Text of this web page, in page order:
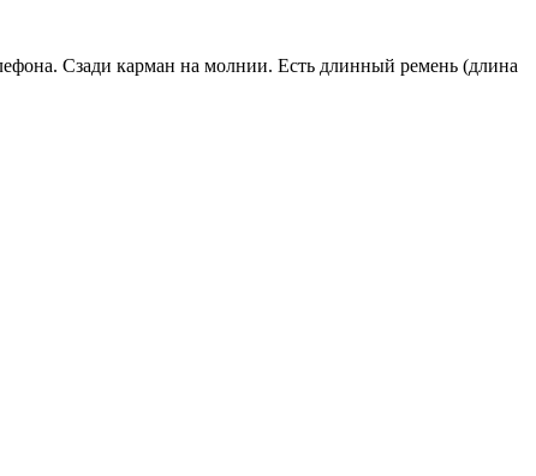
Сзади карман на молнии. Есть длинный ремень (длина